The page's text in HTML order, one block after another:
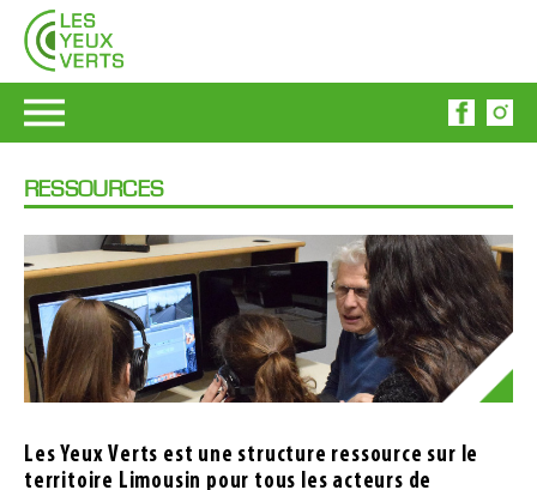
RESSOURCES
Les Yeux Verts est une structure ressource sur le
territoire Limousin pour tous les acteurs de